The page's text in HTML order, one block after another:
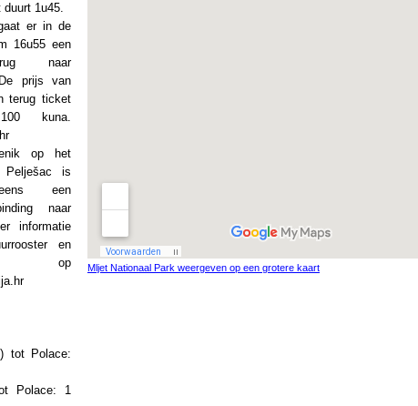
duurt 1u45.
er in de
16u55 een
naar
prijs van
terug ticket
kuna.
op het
Pelješac is
een
naar
informatie
en
op
tot Polace:
Polace: 1
Mljet Nationaal Park weergeven op een grotere kaart